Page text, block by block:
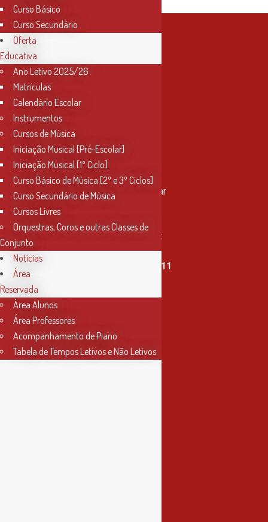
Contactos
Rua Miguel Bombarda, nº 4, 1º andar
2000-080 Santarém
info@conservatoriosantarem.pt
T. (+351) 915 335 478 / 913 890 411
Horário Secretaria
2ª, 3ª, 5ª e 6ª feira
das 9h às 17h30
4ª feira
Curso Básico
Curso Secundário
Oferta
Educativa
Ano Letivo 2025/26
Matrículas
Calendário Escolar
Instrumentos
Cursos de Música
Iniciação Musical [Pré-Escolar]
Iniciação Musical [1º Ciclo]
Curso Básico de Música [2º e 3º Ciclos]
Curso Secundário de Música
Cursos Livres
Orquestras, Coros e outras Classes de
Conjunto
Notícias
Área
Reservada
Área Alunos
Área Professores
Acompanhamento de Piano
Tabela de Tempos Letivos e Não Letivos